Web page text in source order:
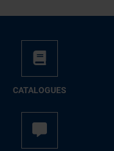
CATALOGUES